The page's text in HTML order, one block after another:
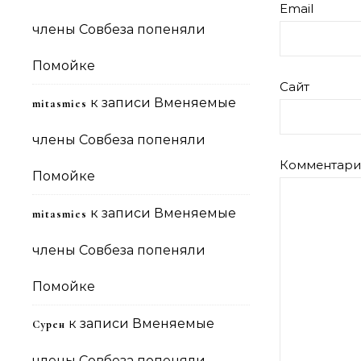
члены Совбеза попеняли
Помойке
mitasmies к записи Вменяемые
члены Совбеза попеняли
Помойке
mitasmies к записи Вменяемые
члены Совбеза попеняли
Помойке
Сурен к записи Вменяемые
Email
Сайт